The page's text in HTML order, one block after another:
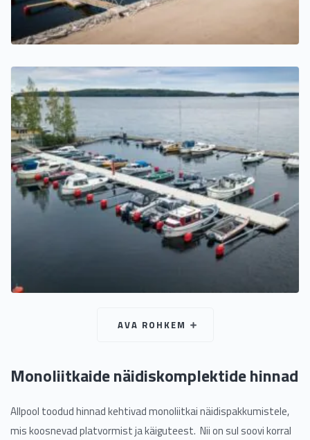
AVA ROHKEM
Monoliitkaide näidiskomplektide hinnad
Allpool toodud hinnad kehtivad monoliitkai näidispakkumistele,
mis koosnevad platvormist ja käiguteest. Nii on sul soovi korral